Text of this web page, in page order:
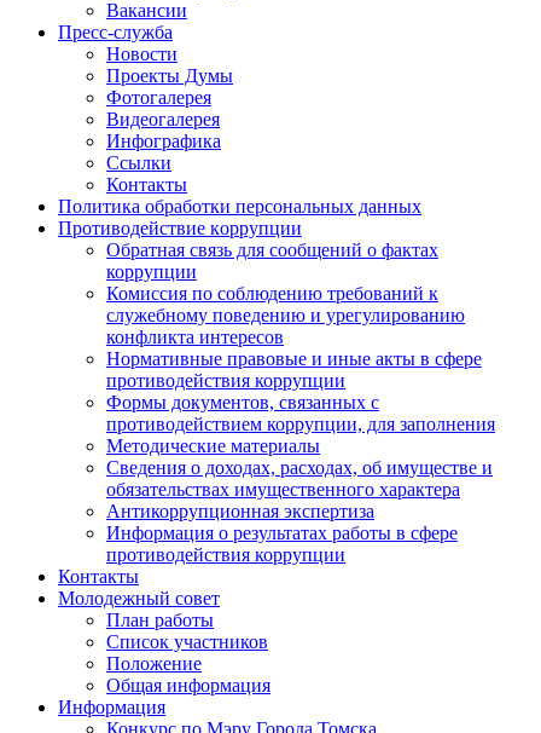
Вакансии
Пресс-служба
Новости
Проекты Думы
Фотогалерея
Видеогалерея
Инфографика
Ссылки
Контакты
Политика обработки персональных данных
Прoтивoдeйствие кoрpупции
Обратная связь для сообщений о фактах
коррупции
Комиссия по соблюдению требований к
служебному поведению и урегулированию
конфликта интересов
Нормативные правовые и иные акты в сфере
противодействия коррупции
Формы документов, связанных с
противодействием коррупции, для заполнения
Методические материалы
Сведения о доходах, расходах, об имуществе и
обязательствах имущественного характера
Антикоррупционная экспертиза
Информация о результатах работы в сфере
противодействия коррупции
Контакты
Молодежный совет
План работы
Список участников
Положение
Общая информация
Информация
Конкурс по Мэру Города Томска